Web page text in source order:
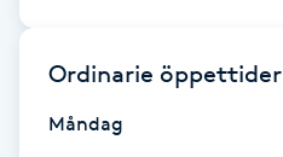
Fransförlängning
Ordinarie öppettider
Måndag